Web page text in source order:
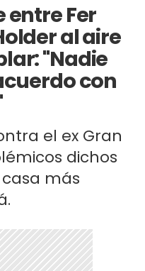
Fer
al aire
"Nadie
con
el ex Gran
dichos
más